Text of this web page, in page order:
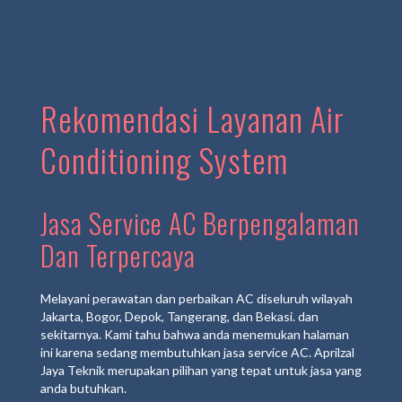
Rekomendasi Layanan Air
Conditioning System
Jasa Service AC Berpengalaman
Dan Terpercaya
Melayani perawatan dan perbaikan AC diseluruh wilayah
Jakarta, Bogor, Depok, Tangerang, dan Bekasi. dan
sekitarnya. Kami tahu bahwa anda menemukan halaman
ini karena sedang membutuhkan jasa service AC. Aprilzal
Jaya Teknik merupakan pilihan yang tepat untuk jasa yang
anda butuhkan.